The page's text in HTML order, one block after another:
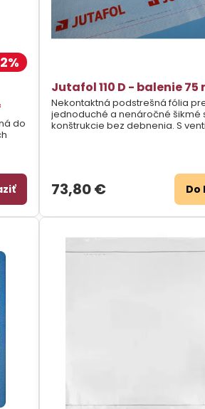
do
Jutafol 110 D - balenie 75
Nekontaktná podstrešná fólia
jednoduché a nenáročné šikmé
konštrukcie bez debnenia. S
73,80 € Do